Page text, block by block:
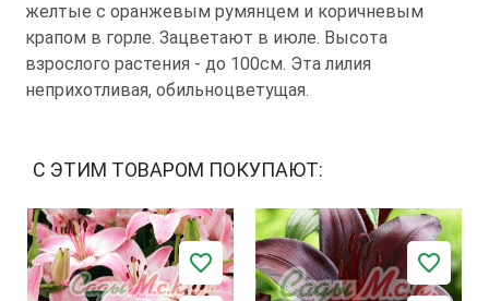
желтые с оранжевым румянцем и коричневым
крапом в горле. Зацветают в июле. Высота
взрослого растения - до 100см. Эта лилия
неприхотливая, обильноцветущая.
С ЭТИМ ТОВАРОМ ПОКУПАЮТ: